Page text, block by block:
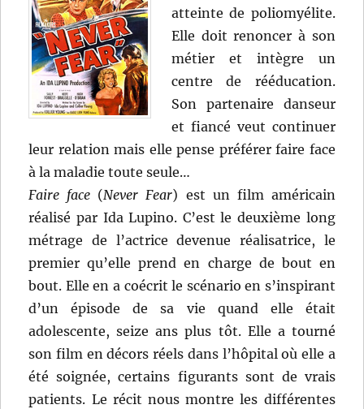
atteinte de poliomyélite.
Elle doit renoncer à son
métier et intègre un
centre de rééducation.
Son partenaire danseur
et fiancé veut continuer
leur relation mais elle pense préférer faire face
à la maladie toute seule…
Faire face (Never Fear) est un film américain
réalisé par Ida Lupino. C’est le deuxième long
métrage de l’actrice devenue réalisatrice, le
premier qu’elle prend en charge de bout en
bout. Elle en a coécrit le scénario en s’inspirant
d’un épisode de sa vie quand elle était
adolescente, seize ans plus tôt. Elle a tourné
son film en décors réels dans l’hôpital où elle a
été soignée, certains figurants sont de vrais
patients. Le récit nous montre les différentes